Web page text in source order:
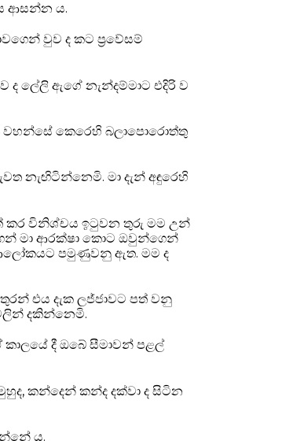
ආසන්න ය.
වුව ද කට ප්‍රවේසම්
ද ලේලි ඇගේ නැන්දම්මාට එදිරි ව
වහන්සේ කෙරෙහි බලාපොරොත්තු
නැඟිටින්නෙමි. මා දැන් අඳුරෙහි
කර විනිශ්චය ඉටුවන තුරු මම උන්
මා ආරක්ෂා කොට ඔවුන්ගෙන්
පමුණුවනු ඇත. මම ද
එය දැක ලජ්ජාවට පත් වනු
දකින්නෙමි.
දී ඔබේ සීමාවන් පළල්
මුහුද, කන්දෙන් කන්ද දක්වා ද සිටින
ය.